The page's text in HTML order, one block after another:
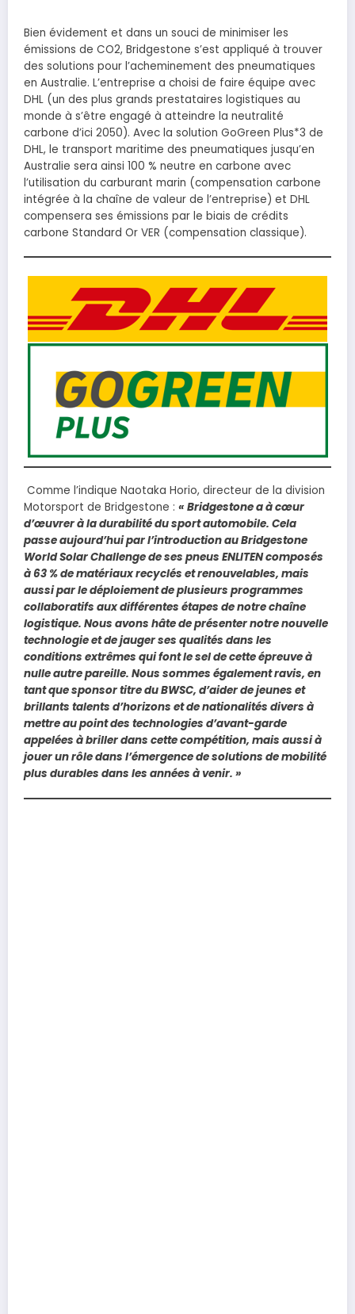
Bien évidement et dans un souci de minimiser les
émissions de CO2, Bridgestone s’est appliqué à trouver
des solutions pour l’acheminement des pneumatiques
en Australie. L’entreprise a choisi de faire équipe avec
DHL (un des plus grands prestataires logistiques au
monde à s’être engagé à atteindre la neutralité
carbone d’ici 2050). Avec la solution GoGreen Plus*3 de
DHL, le transport maritime des pneumatiques jusqu’en
Australie sera ainsi 100 % neutre en carbone avec
l’utilisation du carburant marin (compensation carbone
intégrée à la chaîne de valeur de l’entreprise) et DHL
compensera ses émissions par le biais de crédits
carbone Standard Or VER (compensation classique).
Comme l’indique Naotaka Horio, directeur de la division
Motorsport de Bridgestone : « Bridgestone a à cœur
d’œuvrer à la durabilité du sport automobile. Cela
passe aujourd’hui par l’introduction au Bridgestone
World Solar Challenge de ses pneus ENLITEN composés
à 63 % de matériaux recyclés et renouvelables, mais
aussi par le déploiement de plusieurs programmes
collaboratifs aux différentes étapes de notre chaîne
logistique. Nous avons hâte de présenter notre nouvelle
technologie et de jauger ses qualités dans les
conditions extrêmes qui font le sel de cette épreuve à
nulle autre pareille. Nous sommes également ravis, en
tant que sponsor titre du BWSC, d’aider de jeunes et
brillants talents d’horizons et de nationalités divers à
mettre au point des technologies d’avant-garde
appelées à briller dans cette compétition, mais aussi à
jouer un rôle dans l’émergence de solutions de mobilité
plus durables dans les années à venir. »